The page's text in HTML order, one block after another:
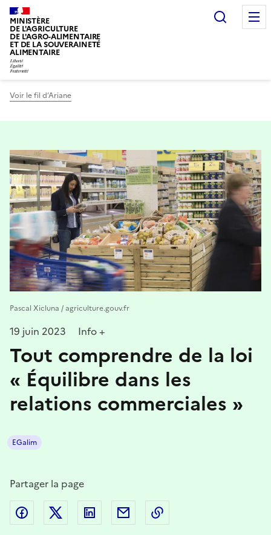
MINISTÈRE
DE L'AGRICULTURE
DE L'AGRO-ALIMENTAIRE
ET DE LA SOUVERAINETÉ
ALIMENTAIRE
Voir le fil d’Ariane
Pascal Xicluna / agriculture.gouv.fr
19 juin 2023 Info +
Tout comprendre de la loi
« Équilibre dans les
relations commerciales »
EGalim
Partager la page
Partager sur Facebook
Partager sur Twitter
Partager sur LinkedIn
Partager par email